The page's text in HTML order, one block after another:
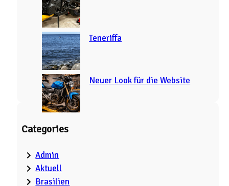
Teneriffa
Neuer Look für die Website
Categories
Admin
Aktuell
Brasilien